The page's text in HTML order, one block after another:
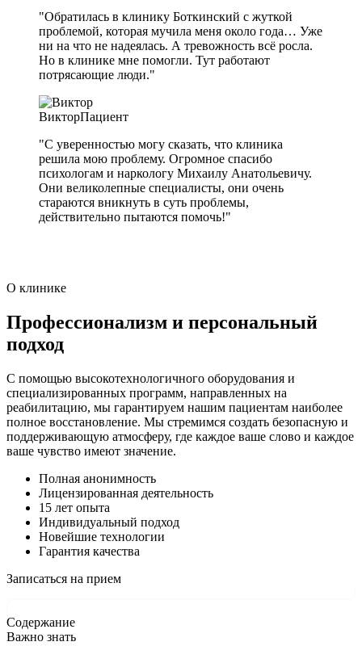
"Обратилась в клинику Боткинский с жуткой
проблемой, которая мучила меня около года… Уже
ни на что не надеялась. А тревожность всё росла.
Но в клинике мне помогли. Тут работают
потрясающие люди."
ВикторПациент
"С уверенностью могу сказать, что клиника
решила мою проблему. Огромное спасибо
психологам и наркологу Михаилу Анатольевичу.
Они великолепные специалисты, они очень
стараются вникнуть в суть проблемы,
действительно пытаются помочь!"
О клинике
Профессионализм и персональный
подход
С помощью высокотехнологичного оборудования и
специализированных программ, направленных на
реабилитацию, мы гарантируем нашим пациентам наиболее
полное восстановление. Мы стремимся создать безопасную и
поддерживающую атмосферу, где каждое ваше слово и каждое
ваше чувство имеют значение.
Полная анонимность
Лицензированная деятельность
15 лет опыта
Индивидуальный подход
Новейшие технологии
Гарантия качества
Записаться на прием
Содержание
Важно знать